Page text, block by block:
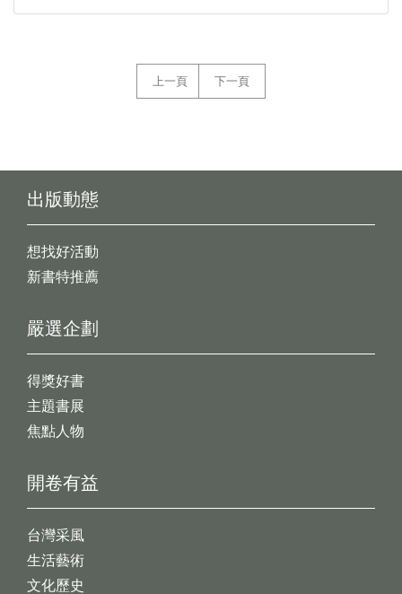
上一頁 下一頁
出版動態
想找好活動
新書特推薦
開卷有益
台灣采風
生活藝術
文化歷史
嚴選企劃
得獎好書
主題書展
焦點人物